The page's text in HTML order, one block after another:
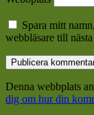
Spara mitt
webbläsare till
Denna webbplats
dig om hur din